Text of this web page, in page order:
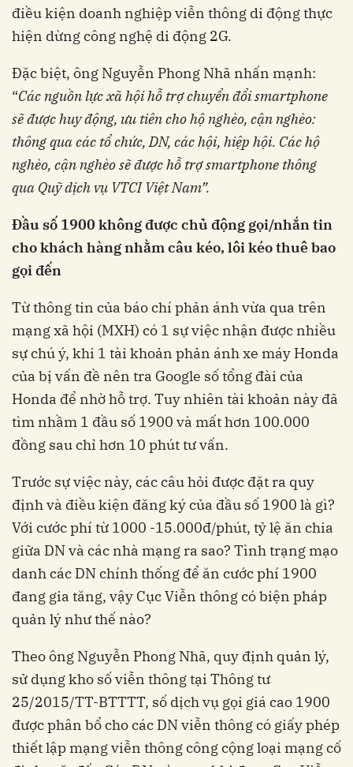
điều kiện doanh nghiệp viễn thông di động thực
hiện dừng công nghệ di động 2G.
Đặc biệt, ông Nguyễn Phong Nhã nhấn mạnh:
“Các nguồn lực xã hội hỗ trợ chuyển đổi smartphone
sẽ được huy động, ưu tiên cho hộ nghèo, cận nghèo:
thông qua các tổ chức, DN, các hội, hiệp hội. Các hộ
nghèo, cận nghèo sẽ được hỗ trợ smartphone thông
qua Quỹ dịch vụ VTCI Việt Nam”.
Đầu số 1900 không được chủ động gọi/nhắn tin
cho khách hàng nhằm câu kéo, lôi kéo thuê bao
gọi đến
Từ thông tin của báo chí phản ánh vừa qua trên
mạng xã hội (MXH) có 1 sự việc nhận được nhiều
sự chú ý, khi 1 tài khoản phản ánh xe máy Honda
của bị vấn đề nên tra Google số tổng đài của
Honda để nhờ hỗ trợ. Tuy nhiên tài khoản này đã
tìm nhầm 1 đầu số 1900 và mất hơn 100.000
đồng sau chỉ hơn 10 phút tư vấn.
Trước sự việc này, các câu hỏi được đặt ra quy
định và điều kiện đăng ký của đầu số 1900 là gì?
Với cước phí từ 1000 -15.000đ/phút, tỷ lệ ăn chia
giữa DN và các nhà mạng ra sao? Tình trạng mạo
danh các DN chính thống để ăn cước phí 1900
đang gia tăng, vậy Cục Viễn thông có biện pháp
quản lý như thế nào?
Theo ông Nguyễn Phong Nhã, quy định quản lý,
sử dụng kho số viễn thông tại Thông tư
25/2015/TT-BTTTT, số dịch vụ gọi giá cao 1900
được phân bổ cho các DN viễn thông có giấy phép
thiết lập mạng viễn thông công cộng loại mạng cố